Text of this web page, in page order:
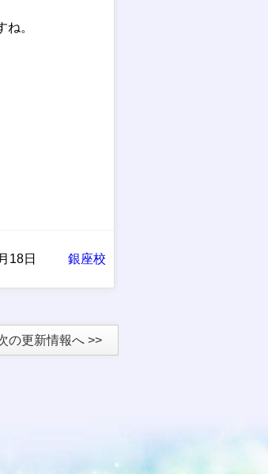
。
銀座校
18日
の更新情報へ >>